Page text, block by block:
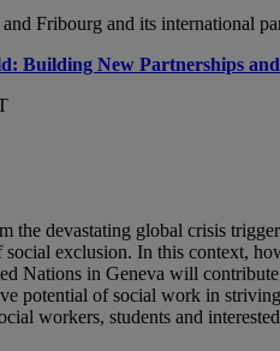
Fribourg and its international
Building New Partnerships
devastating global crisis
social exclusion. In this context,
Nations in Geneva will
potential of social work in
workers, students and